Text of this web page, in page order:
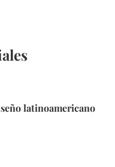
latinoamericano